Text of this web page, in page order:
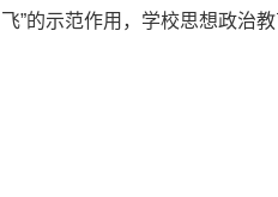
飞”的示范作用，学校思想政治